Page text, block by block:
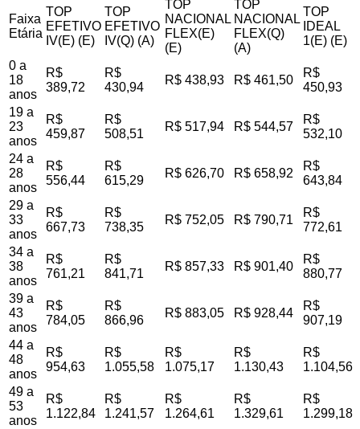
Faixa
Etária
TOP
EFETIVO
IV(E) (E)
TOP
EFETIVO
IV(Q) (A)
TOP
NACIONAL
FLEX(E)
(E)
TOP
NACIONAL
FLEX(Q)
(A)
TOP
IDEAL
1(E) (E)
0 a
18
anos
R$
389,72
R$
430,94
R$ 438,93 R$ 461,50
R$
450,93
19 a
23
anos
R$
459,87
R$
508,51
R$ 517,94 R$ 544,57
R$
532,10
24 a
28
anos
R$
556,44
R$
615,29
R$ 626,70 R$ 658,92
R$
643,84
29 a
33
anos
R$
667,73
R$
738,35
R$ 752,05 R$ 790,71
R$
772,61
34 a
38
anos
R$
761,21
R$
841,71
R$ 857,33 R$ 901,40
R$
880,77
39 a
43
anos
R$
784,05
R$
866,96
R$ 883,05 R$ 928,44
R$
907,19
44 a
48
anos
R$
954,63
R$
1.055,58
R$
1.075,17
R$
1.130,43
R$
1.104,56
49 a
53
anos
R$
1.122,84
R$
1.241,57
R$
1.264,61
R$
1.329,61
R$
1.299,18